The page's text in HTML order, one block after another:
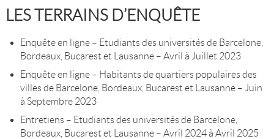
LES TERRAINS D’ENQUÊTE
Enquête en ligne – Etudiants des universités de Barcelone,
Bordeaux, Bucarest et Lausanne – Avril à Juillet 2023
Enquête en ligne – Habitants de quartiers populaires des
villes de Barcelone, Bordeaux, Bucarest et Lausanne – Juin
à Septembre 2023
Entretiens – Etudiants des universités de Barcelone,
Bordeaux, Bucarest et Lausanne – Avril 2024 à Avril 2025